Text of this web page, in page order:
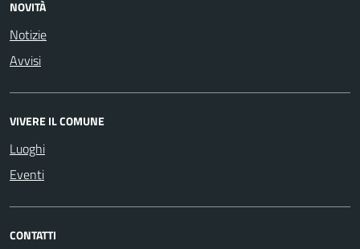
NOVITÀ
Notizie
Avvisi
VIVERE IL COMUNE
Luoghi
Eventi
CONTATTI